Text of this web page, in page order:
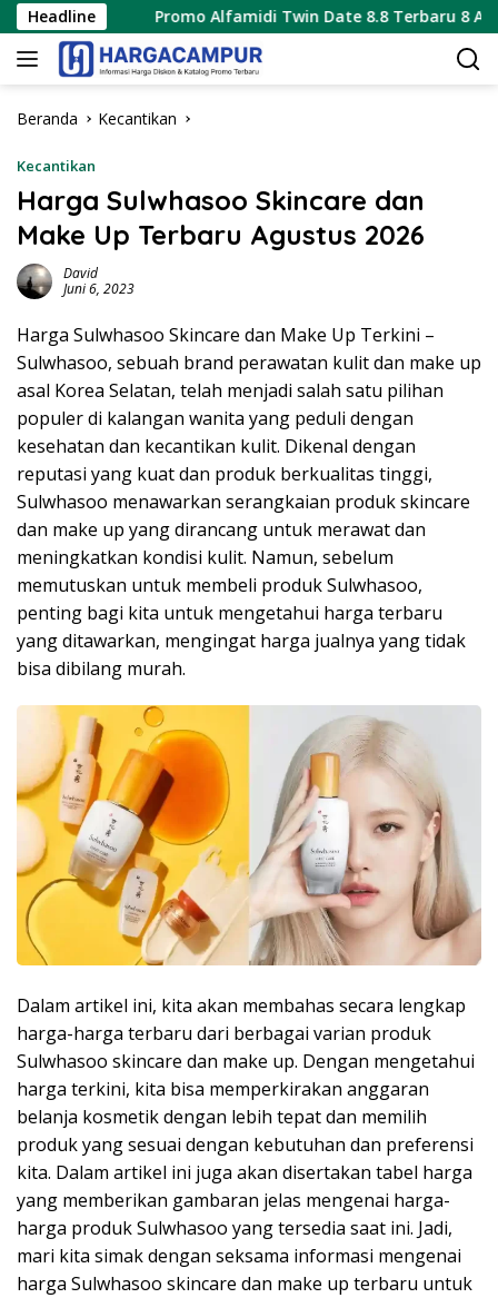
Langsung
ke
konten
HeadlinePromo Alfamidi Twin Date 8.8 Terbaru 8 Agustus
Beranda Kecantikan
Kecantikan
Harga Sulwhasoo Skincare dan
Make Up Terbaru Agustus 2026
David
Juni 6, 2023
Harga Sulwhasoo Skincare dan Make Up Terkini –
Sulwhasoo, sebuah brand perawatan kulit dan make up
asal Korea Selatan, telah menjadi salah satu pilihan
populer di kalangan wanita yang peduli dengan
kesehatan dan kecantikan kulit. Dikenal dengan
reputasi yang kuat dan produk berkualitas tinggi,
Sulwhasoo menawarkan serangkaian produk skincare
dan make up yang dirancang untuk merawat dan
meningkatkan kondisi kulit. Namun, sebelum
memutuskan untuk membeli produk Sulwhasoo,
penting bagi kita untuk mengetahui harga terbaru
yang ditawarkan, mengingat harga jualnya yang tidak
bisa dibilang murah.
Dalam artikel ini, kita akan membahas secara lengkap
harga-harga terbaru dari berbagai varian produk
Sulwhasoo skincare dan make up. Dengan mengetahui
harga terkini, kita bisa memperkirakan anggaran
belanja kosmetik dengan lebih tepat dan memilih
produk yang sesuai dengan kebutuhan dan preferensi
kita. Dalam artikel ini juga akan disertakan tabel harga
yang memberikan gambaran jelas mengenai harga-
harga produk Sulwhasoo yang tersedia saat ini. Jadi,
mari kita simak dengan seksama informasi mengenai
harga Sulwhasoo skincare dan make up terbaru untuk